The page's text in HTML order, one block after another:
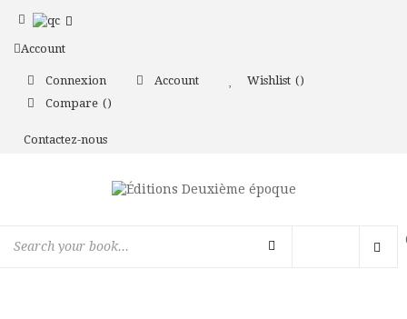
Account
Connexion Account
Wishlist
Compare
Contactez-nous